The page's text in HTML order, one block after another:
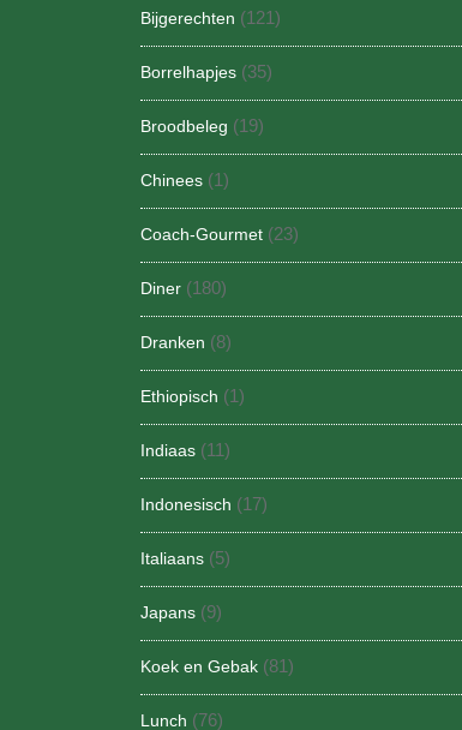
Bijgerechten (121)
Borrelhapjes (35)
Broodbeleg (19)
Chinees (1)
Coach-Gourmet (23)
Diner (180)
Dranken (8)
Ethiopisch (1)
Indiaas (11)
Indonesisch (17)
Italiaans (5)
Japans (9)
Koek en Gebak (81)
Lunch (76)